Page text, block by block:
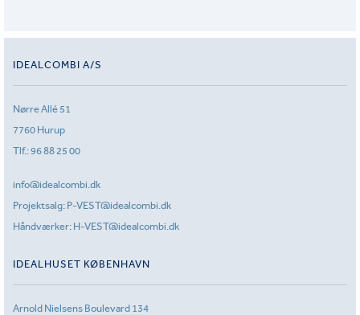
IDEALCOMBI A/S
Nørre Allé 51
7760 Hurup
Tlf.:96 88 25 00
info@idealcombi.dk
Projektsalg: P-VEST@idealcombi.dk
Håndværker: H-VEST@idealcombi.dk
IDEALHUSET KØBENHAVN
Arnold Nielsens Boulevard 134